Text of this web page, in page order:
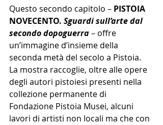
Questo secondo capitolo – PISTOIA
NOVECENTO. Sguardi sull’arte dal
secondo dopoguerra – offre
un’immagine d’insieme della
seconda metà del secolo a Pistoia.
La mostra raccoglie, oltre alle opere
degli autori pistoiesi presenti nella
collezione permanente di
Fondazione Pistoia Musei, alcuni
lavori di artisti non locali ma che con